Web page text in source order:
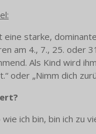
eine starke,
am 4., 7., 25. oder
Als Kind wird
oder „Nimm dich
wie ich bin, bin ich zu